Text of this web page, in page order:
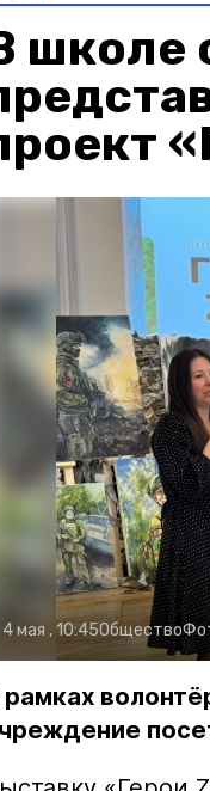
школе
4 мая , 10:45Общество
рамках